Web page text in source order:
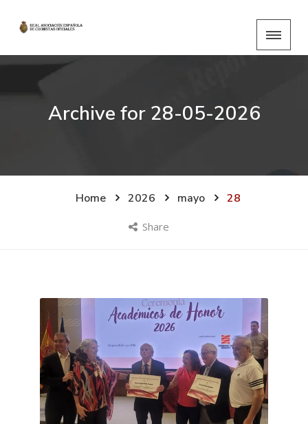
Archive for 28-05-2026
Home 2026 mayo 28
Share